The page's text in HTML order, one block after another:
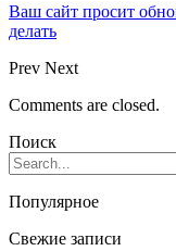
Ваш сайт просит
делать
Prev Next
Comments are closed.
Поиск
Популярное
Свежие записи